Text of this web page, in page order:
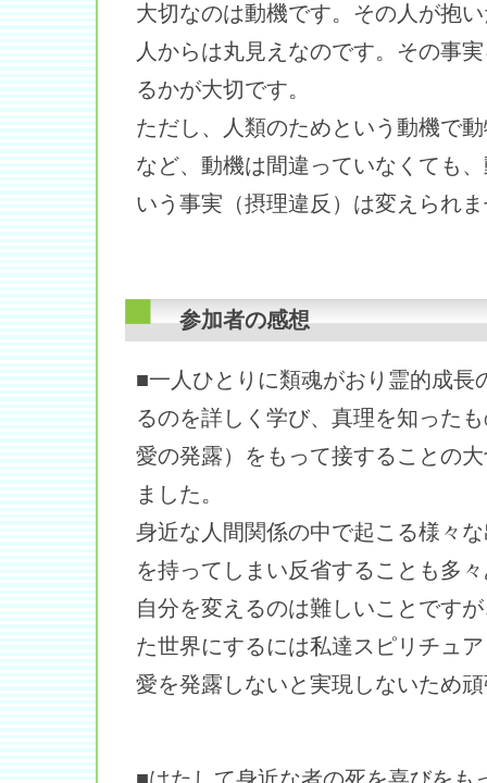
大切なのは動機です。その人が抱
人からは丸見えなのです。その事
るかが大切です。
ただし、人類のためという動機で
など、動機は間違っていなくても
いう事実（摂理違反）は変えられ
参加者の感想
■一人ひとりに類魂がおり霊的成長
るのを詳しく学び、真理を知った
愛の発露）をもって接することの
ました。
身近な人間関係の中で起こる様々
を持ってしまい反省することも多
自分を変えるのは難しいことです
た世界にするには私達スピリチュ
愛を発露しないと実現しないため